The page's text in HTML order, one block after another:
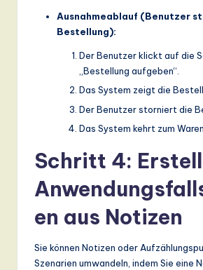
Ausnahmeablauf (Benutzer
Bestellung):
Der Benutzer klickt auf die
„Bestellung aufgeben“.
Das System zeigt die
Der Benutzer storniert die
Das System kehrt zum
Schritt 4:
en aus Notizen
Sie können Notizen oder
Szenarien umwandeln, indem Sie eine